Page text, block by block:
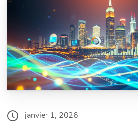
janvier 1, 2026